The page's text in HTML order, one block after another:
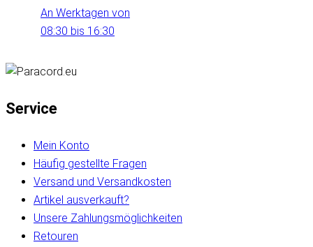
An Werktagen von
08:30 bis 16:30
Service
Mein Konto
Häufig gestellte Fragen
Versand und Versandkosten
Artikel ausverkauft?
Unsere Zahlungsmöglichkeiten
Retouren